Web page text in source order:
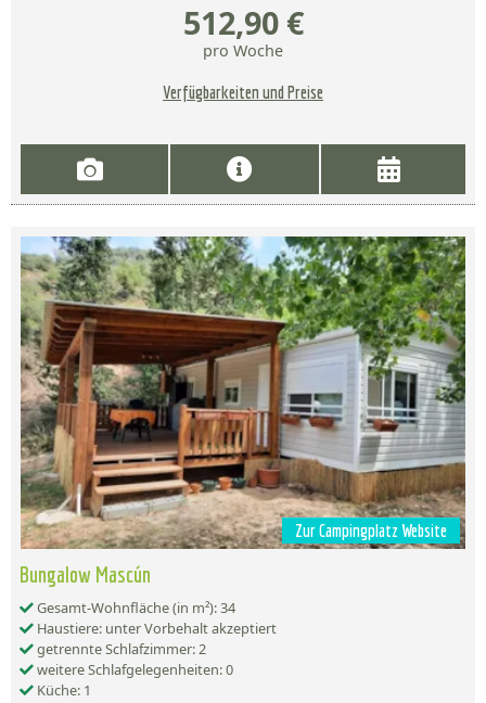
512,90 €
pro Woche
Verfügbarkeiten und Preise
Zur Campingplatz Website
Bungalow Mascún
Gesamt-Wohnfläche (in m²): 34
Haustiere: unter Vorbehalt akzeptiert
getrennte Schlafzimmer: 2
weitere Schlafgelegenheiten: 0
Küche: 1